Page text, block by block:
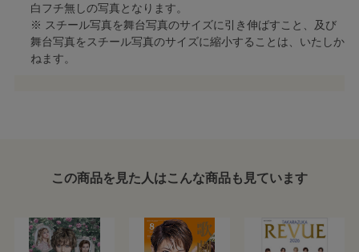
白フチ無しの写真となります。
※ スチール写真を舞台写真のサイズに引き伸ばすこと、及び
舞台写真をスチール写真のサイズに縮小することは、いたしか
ねます。
この商品を見た人はこんな商品も見ています